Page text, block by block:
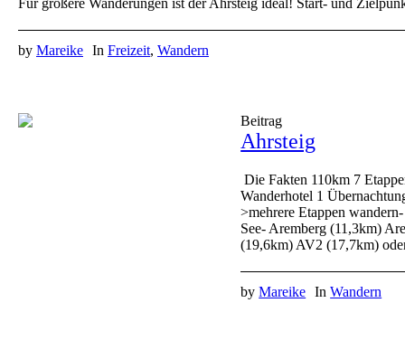
by Mareike In Freizeit, Wandern
Beitrag
Ahrsteig
Die Fakten 110km 7
Wanderhotel 1
>mehrere Etappen
See- Aremberg (11,3km)
(19,6km) AV2 (17,7km)
byMareike InWandern